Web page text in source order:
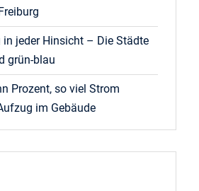
in jeder Hinsicht – Die Städte
grün-blau
Prozent, so viel Strom
im Gebäude